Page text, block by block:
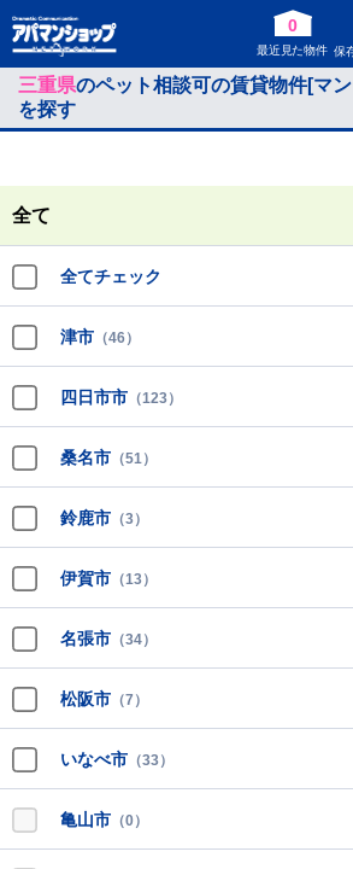
0
最近見た物件 保
三重県のペット相談可の賃貸物件[マ
を探す
全て
全てチェック
津市 （46）
四日市市 （123）
桑名市 （51）
鈴鹿市 （3）
伊賀市 （13）
名張市 （34）
松阪市 （7）
いなべ市 （33）
亀山市 （0）